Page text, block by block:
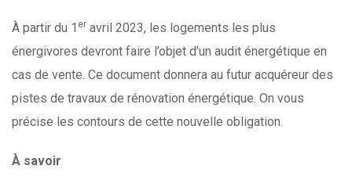
À partir du 1 er avril 2023, les logements les plus
énergivores devront faire l’objet d’un audit énergétique en
cas de vente. Ce document donnera au futur acquéreur des
pistes de travaux de rénovation énergétique. On vous
précise les contours de cette nouvelle obligation.
À savoir